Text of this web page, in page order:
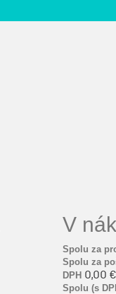
V
Spolu za
Spolu za
DPH 0,00 €
Spolu (s